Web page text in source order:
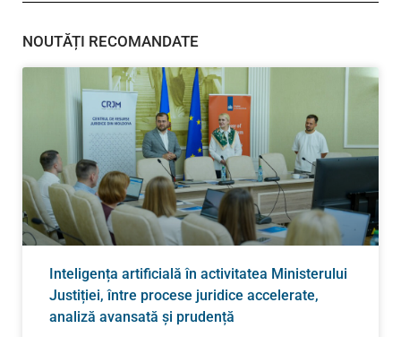
NOUTĂȚI RECOMANDATE
Inteligența artificială în activitatea Ministerului
Justiției, între procese juridice accelerate,
analiză avansată și prudență